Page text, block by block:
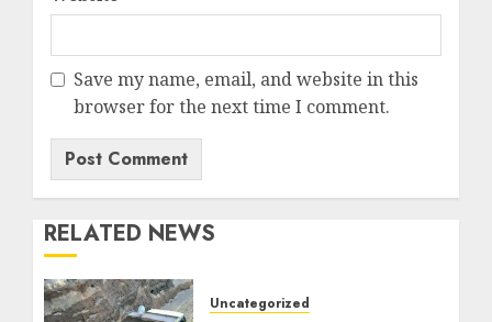
Save my name, email, and website in this
browser for the next time I comment.
RELATED NEWS
Uncategorized